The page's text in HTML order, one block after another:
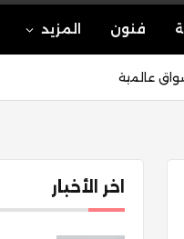
فنون المزيد
عالمية
اخر الأخبار